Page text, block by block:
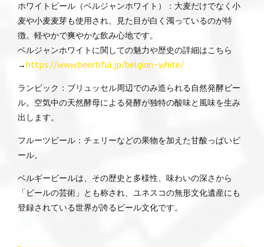
ホワイトビール（ベルジャンホワイト）：大麦だけでなく小
麦や小麦麦芽も使用され、見た目が白く濁っているのが特
徴。軽やかで爽やかな飲み心地です。
ベルジャンホワイトに関しての魅力や歴史の詳細はこちら
→ https://www.beertiful.jp/belgian-white/
ランビック：ブリュッセル周辺でのみ造られる自然発酵ビー
ル。空気中の天然酵母による発酵が独特の酸味と風味を生み
出します。
フルーツビール：チェリーなどの果物を加えた甘酸っぱいビ
ール。
ベルギービールは、その歴史と多様性、味わいの深さから
「ビールの芸術」とも称され、ユネスコの無形文化遺産にも
登録されている世界が誇るビール文化です。